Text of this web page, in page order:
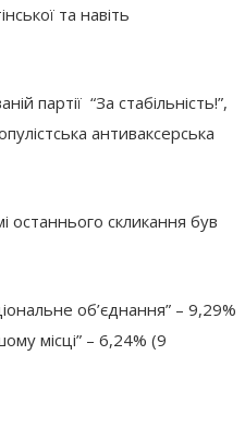
та навіть
партії “За стабільність!”,
антиваксерська
останнього скликання був
об’єднання” – 9,29%
місці” – 6,24% (9